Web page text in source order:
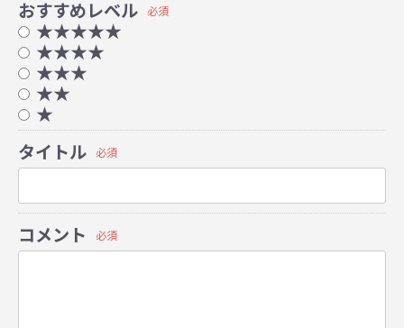
おすすめレベル
必須
★★★★★
★★★★
★★★
★★
★
タイトル
必須
コメント 必須